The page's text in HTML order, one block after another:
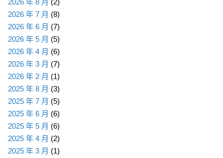
2026 年 8 月 (2)
2026 年 7 月 (8)
2026 年 6 月 (7)
2026 年 5 月 (5)
2026 年 4 月 (6)
2026 年 3 月 (7)
2026 年 2 月 (1)
2025 年 8 月 (3)
2025 年 7 月 (5)
2025 年 6 月 (6)
2025 年 5 月 (6)
2025 年 4 月 (2)
2025 年 3 月 (1)